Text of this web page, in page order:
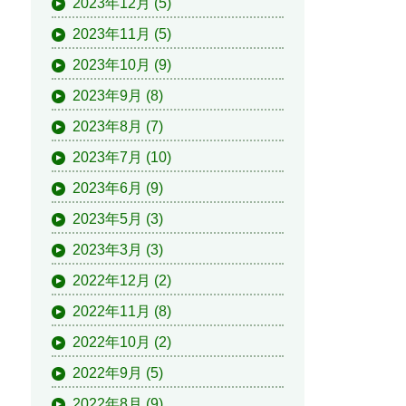
2023年11月 (5)
2023年10月 (9)
2023年9月 (8)
2023年8月 (7)
2023年7月 (10)
2023年6月 (9)
2023年5月 (3)
2023年3月 (3)
2022年12月 (2)
2022年11月 (8)
2022年10月 (2)
2022年9月 (5)